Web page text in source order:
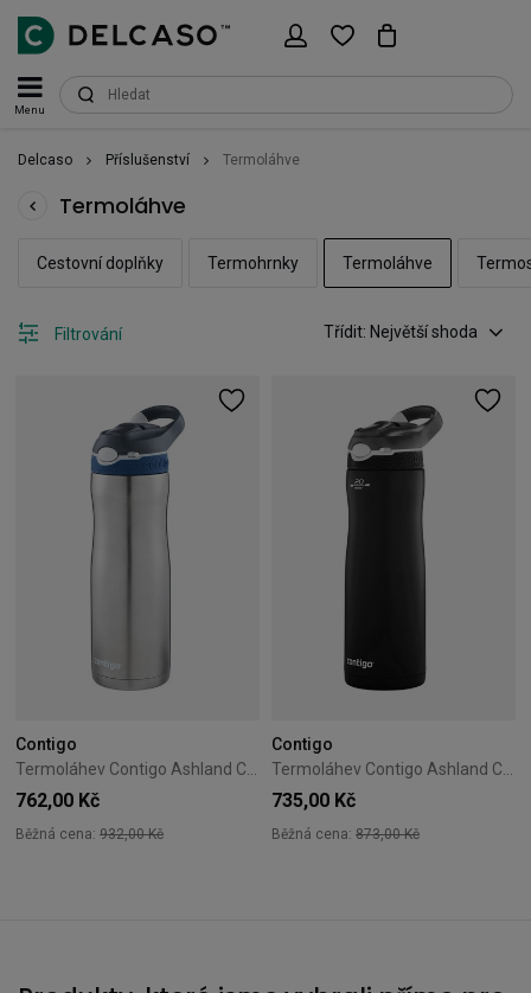
Menu
Delcaso Příslušenství Termoláhve
Termoláhve
Cestovní doplňky Termohrnky Termoláhve
Třídit: Největší shoda
Filtrování
Contigo
762,00 Kč
Běžná cena: 932,00 Kč
Contigo
735,00 Kč
Běžná cena: 873,00 Kč